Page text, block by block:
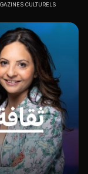
CULTURELS